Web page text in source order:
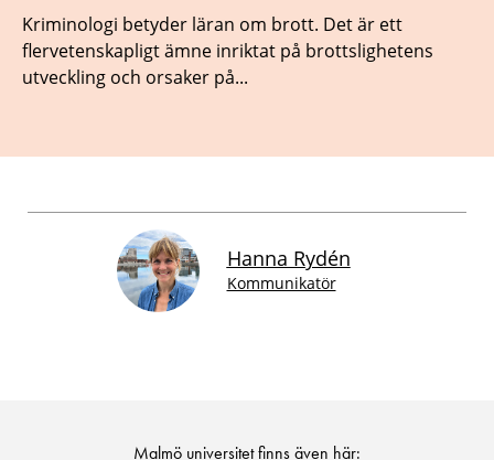
Kriminologi betyder läran om brott. Det är ett
flervetenskapligt ämne inriktat på brottslighetens
utveckling och orsaker på...
Hanna Rydén
Kommunikatör
Malmö universitet finns även här: